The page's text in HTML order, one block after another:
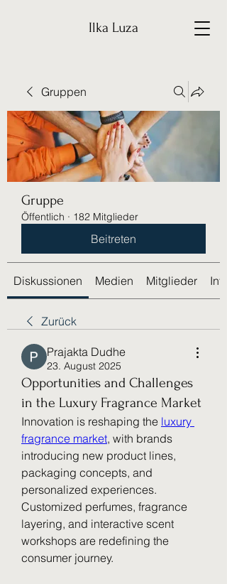
Ilka Luza
Gruppen
Gruppe
Öffentlich · 182 Mitglieder
Beitreten
Diskussionen Medien Mitglieder Info
Zurück
Prajakta Dudhe
23. August 2025
Opportunities and Challenges
in the Luxury Fragrance Market
Innovation is reshaping the luxury
fragrance market, with brands
introducing new product lines,
packaging concepts, and
personalized experiences.
Customized perfumes, fragrance
layering, and interactive scent
workshops are redefining the
consumer journey.